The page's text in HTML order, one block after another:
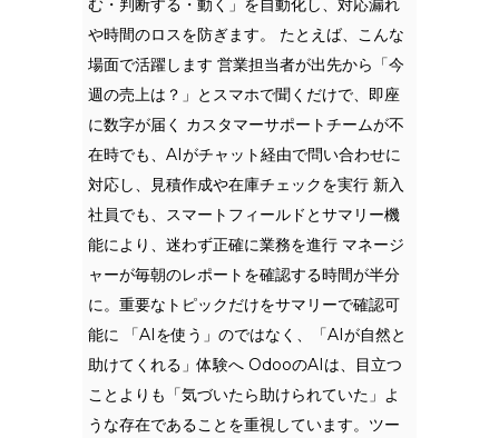
む・判断する・動く」を自動化し、対応漏れ
や時間のロスを防ぎます。 たとえば、こんな
場面で活躍します 営業担当者が出先から「今
週の売上は？」とスマホで聞くだけで、即座
に数字が届く カスタマーサポートチームが不
在時でも、AIがチャット経由で問い合わせに
対応し、見積作成や在庫チェックを実行 新入
社員でも、スマートフィールドとサマリー機
能により、迷わず正確に業務を進行 マネージ
ャーが毎朝のレポートを確認する時間が半分
に。重要なトピックだけをサマリーで確認可
能に 「AIを使う」のではなく、「AIが自然と
助けてくれる」体験へ OdooのAIは、目立つ
ことよりも「気づいたら助けられていた」よ
うな存在であることを重視しています。ツー